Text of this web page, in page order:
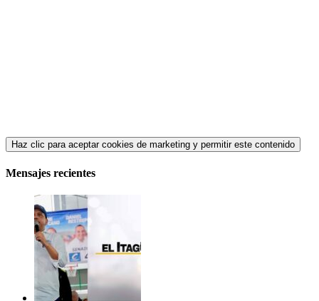
Haz clic para aceptar cookies de marketing y permitir este contenido
Mensajes recientes